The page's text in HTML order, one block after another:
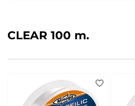
CLEAR 100 m.